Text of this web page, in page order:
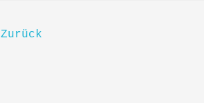
Zurück